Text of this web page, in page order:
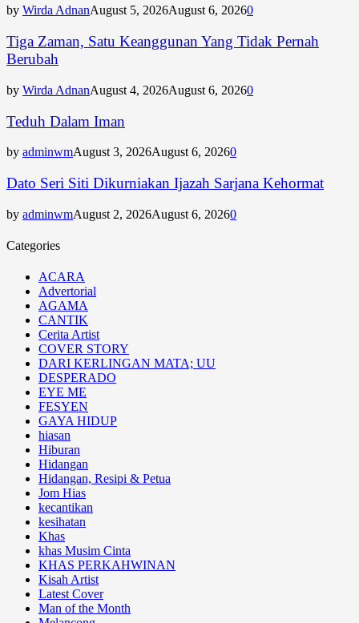
by Wirda AdnanAugust 5, 2026August 6, 20260
Tiga Zaman, Satu Keanggunan Yang Tidak Pernah
Berubah
by Wirda AdnanAugust 4, 2026August 6, 20260
Teduh Dalam Iman
by adminwmAugust 3, 2026August 6, 20260
Dato Seri Siti Dikurniakan Ijazah Sarjana Kehormat
by adminwmAugust 2, 2026August 6, 20260
Categories
ACARA
Advertorial
AGAMA
CANTIK
Cerita Artist
COVER STORY
DARI KERLINGAN MATA; UU
DESPERADO
EYE ME
FESYEN
GAYA HIDUP
hiasan
Hiburan
Hidangan
Hidangan, Resipi & Petua
Jom Hias
kecantikan
kesihatan
Khas
khas Musim Cinta
KHAS PERKAHWINAN
Kisah Artist
Latest Cover
Man of the Month